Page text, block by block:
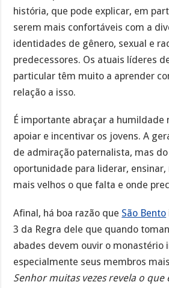
história, que pode explicar, em
serem mais confortáveis com a
identidades de gênero, sexual e
predecessores. Os atuais líderes
particular têm muito a aprender
relação a isso.
É importante abraçar a humildade
apoiar e incentivar os jovens. A
de admiração paternalista, mas
oportunidade para liderar,
mais velhos o que falta e onde
Afinal, há boa razão que São Bento
3 da Regra dele que quando
abades devem ouvir o monastério
especialmente seus membros
Senhor muitas vezes revela o